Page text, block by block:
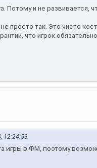
Потому и не развивается,
просто так. Это чисто
что игрок
12:24:53
игры в ФМ, поэтому